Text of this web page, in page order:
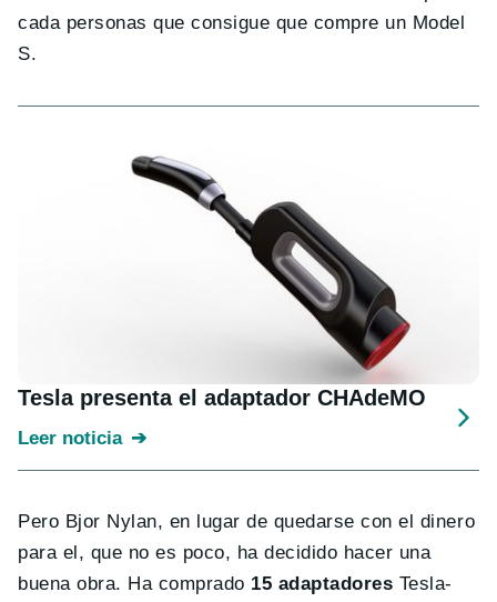
cada personas que consigue que compre un Model
S.
Tesla presenta el adaptador CHAdeMO
Leer noticia
Pero Bjor Nylan, en lugar de quedarse con el dinero
para el, que no es poco, ha decidido hacer una
buena obra. Ha comprado 15 adaptadores Tesla-